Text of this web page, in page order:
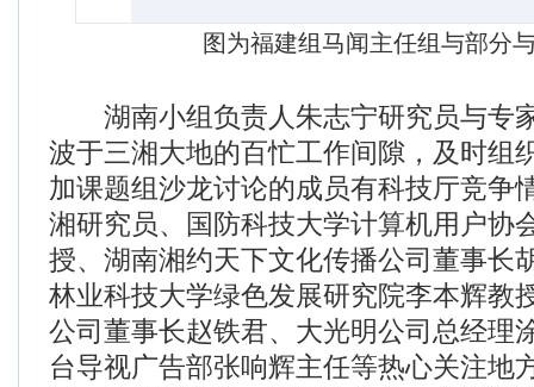
图为福建组马闻主任组与部分与
湖南小组负责人朱志宁研究员与专
波于三湘大地的百忙工作间隙，及时组
加课题组沙龙讨论的成员有科技厅竞争
湘研究员、国防科技大学计算机用户协
授、湖南湘约天下文化传播公司董事长
林业科技大学绿色发展研究院李本辉教
公司董事长赵铁君、大光明公司总经理
台导视广告部张响辉主任等热心关注地